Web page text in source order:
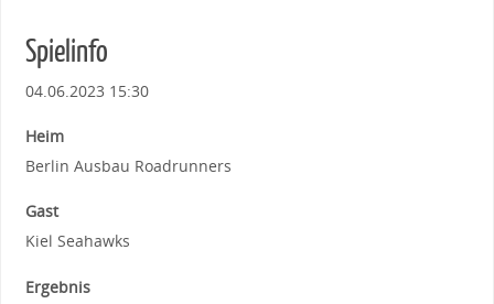
Spielinfo
04.06.2023 15:30
Heim
Berlin Ausbau Roadrunners
Gast
Kiel Seahawks
Ergebnis